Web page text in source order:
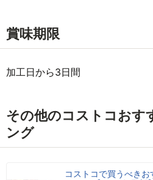
賞味期限
加工日から3日間
その他のコストコおす
ング
コストコで買うべき